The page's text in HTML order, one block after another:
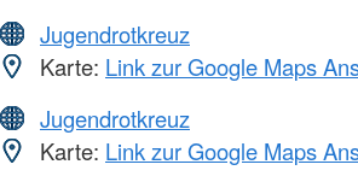
Jugendrotkreuz
Karte: Link zur Google Maps
Jugendrotkreuz
Karte: Link zur Google Maps